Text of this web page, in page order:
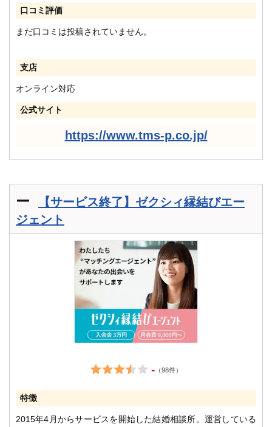
口コミ評価
まだ口コミは投稿されていません。
支店
オンライン対応
公式サイト
https://www.tms-p.co.jp/
ー
【サービス終了】ゼクシィ縁結びエー
ジェント
-（98件）
特徴
2015年4月からサービスを開始した結婚相談所。運営している